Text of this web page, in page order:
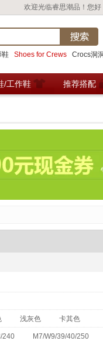
欢迎光临睿思潮品！您好
鞋 Shoes for Crews Crocs洞
/工作鞋 推荐搭配
浅灰色 卡其色
240 M7/W9/39/40/250